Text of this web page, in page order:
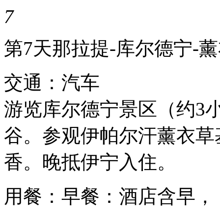
7
第7天那拉提-库尔德宁-
交通：汽车
游览库尔德宁景区（约3
谷。参观伊帕尔汗薰衣
香。晚抵伊宁入住。
用餐：早餐：酒店含早